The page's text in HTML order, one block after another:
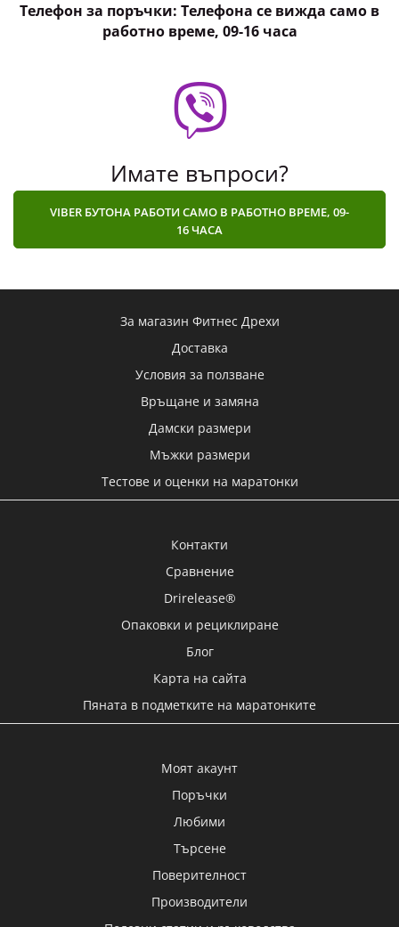
Телефон за поръчки: Телефона се вижда само в
работно време, 09-16 часа
Имате въпроси?
VIBER БУТОНА РАБОТИ САМО В РАБОТНО ВРЕМЕ, 09-
16 ЧАСА
За магазин Фитнес Дрехи
Доставка
Условия за ползване
Връщане и замяна
Дамски размери
Мъжки размери
Тестове и оценки на маратонки
Контакти
Сравнение
Drirelease®
Опаковки и рециклиране
Блог
Карта на сайта
Пяната в подметките на маратонките
Моят акаунт
Поръчки
Любими
Търсене
Поверителност
Производители